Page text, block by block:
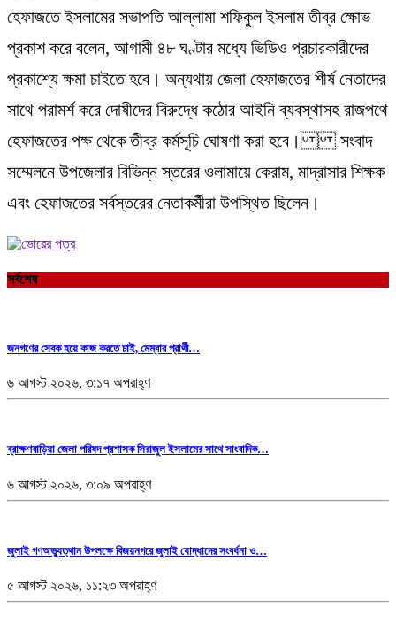
হেফাজতে ইসলামের সভাপতি আল্লামা শফিকুল ইসলাম তীব্র ক্ষোভ
প্রকাশ করে বলেন, আগামী ৪৮ ঘণ্টার মধ্যে ভিডিও প্রচারকারীদের
প্রকাশ্যে ক্ষমা চাইতে হবে। অন্যথায় জেলা হেফাজতের শীর্ষ নেতাদের
সাথে পরামর্শ করে দোষীদের বিরুদ্ধে কঠোর আইনি ব্যবস্থাসহ রাজপথে
হেফাজতের পক্ষ থেকে তীব্র কর্মসূচি ঘোষণা করা হবে। ​সংবাদ
সম্মেলনে উপজেলার বিভিন্ন স্তরের ওলামায়ে কেরাম, মাদ্রাসার শিক্ষক
এবং হেফাজতের সর্বস্তরের নেতাকর্মীরা উপস্থিত ছিলেন।
সর্বশেষ
জনগণের সেবক হয়ে কাজ করতে চাই, মেম্বার প্রার্থী…
৬ আগস্ট ২০২৬, ৩:১৭ অপরাহ্ণ
ব্রাক্ষণবাড়িয়া জেলা পরিষদ প্রশাসক সিরাজুল ইসলামের সাথে সাংবাদিক…
৬ আগস্ট ২০২৬, ৩:০৯ অপরাহ্ণ
জুলাই গণঅভ্যুত্থান উপলক্ষে বিজয়নগরে জুলাই যোদ্ধাদের সংবর্ধনা ও…
৫ আগস্ট ২০২৬, ১১:২৩ অপরাহ্ণ